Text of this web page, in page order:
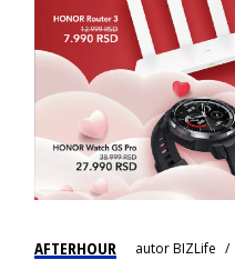
AFTERHOUR autorBIZLife